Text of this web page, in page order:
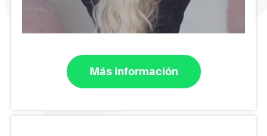
Más información